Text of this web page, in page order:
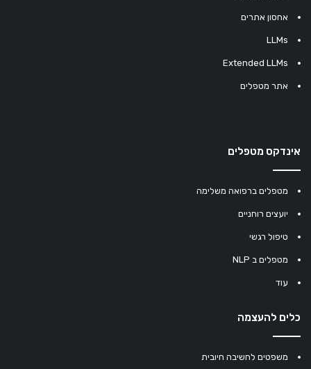
אחסון אתרים
LLMs
Extended LLMs
אתר מטפלים
אינדקס מטפלים
מטפלים ברפואה משלימה
יועצים רוחניים
טיפול רגשי
מטפלים ב NLP
עוד
כלים להעצמה
משפטים לחשיבה חיובית